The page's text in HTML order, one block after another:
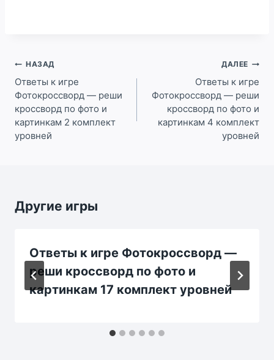
Навигация
по
записям
НАЗАД
Ответы к игре
Фотокроссворд — реши
кроссворд по фото и
картинкам 2 комплект
уровней
ДАЛЕЕ
Ответы к игре
Фотокроссворд — реши
кроссворд по фото и
картинкам 4 комплект
уровней
Другие игры
Ответы к игре Фотокроссворд —
реши кроссворд по фото и
картинкам 17 комплект уровней